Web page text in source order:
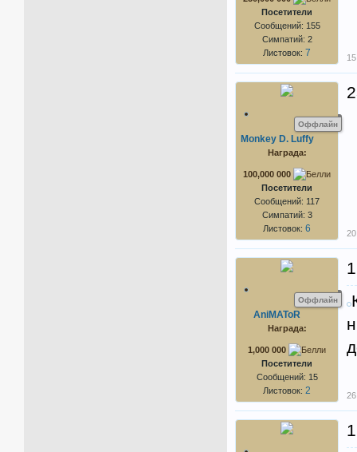
Посетители
Сообщений: 155
Симпатий: 2
Листовок: 7
Оффлайн
Monkey D. Luffy
Награда:
100,000 000
Посетители
Сообщений: 117
Симпатий: 3
Листовок: 6
Оффлайн
AniMAToR
Награда:
1,000 000
Посетители
Сообщений: 15
Листовок: 2